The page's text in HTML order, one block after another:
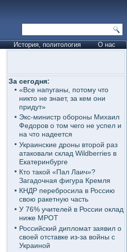
История, политология О нас
За сегодня:
«Все напуганы, потому что
никто не знает, за кем они
придут»
Экс-министр обороны Михаил
Федоров о том чего не успел и
на что надеется
Украинские дроны второй раз
атаковали склад Wildberries в
Екатеринбурге
Кто такой «Пал Лаич»?
Загадочная фигура Кремля
КНДР перебросила в Россию
свою ракетную часть
У 76% учителей в России оклад
ниже МРОТ
Российский дипломат заявил о
своей отставке из-за войны с
Украиной